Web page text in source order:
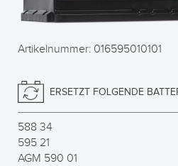
Artikelnummer: 016595010101
ERSETZT FOLGENDE
588 34
595 21
AGM 590 01